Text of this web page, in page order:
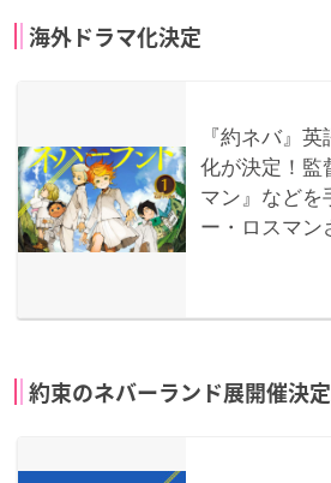
海外ドラマ化決定
約束のネバーランド展開催決定